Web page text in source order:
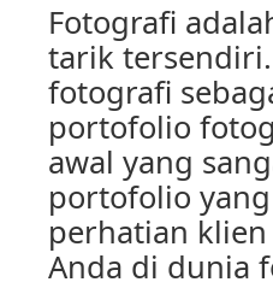
Fotografi
tarik
fotografi
portofolio
awal yang
portofolio
perhatian
Anda di dunia